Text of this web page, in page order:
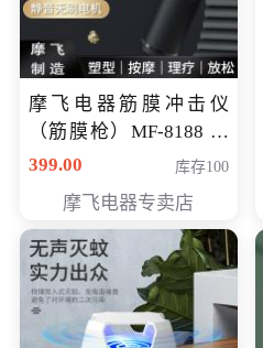
摩飞电器筋膜冲击仪
（筋膜枪）MF-8188 会
员专享价268元
399.00 库存100
摩飞电器专卖店